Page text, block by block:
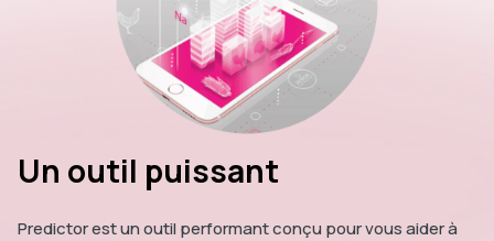
Un outil puissant
Predictor est un outil performant conçu pour vous aider à